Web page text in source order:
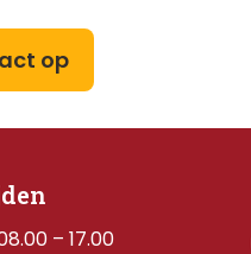
op
– 17.00